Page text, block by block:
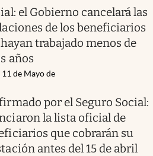
el Gobierno cancelará las
de los beneficiarios
trabajado menos de
años
11 de Mayo de
por el Seguro Social:
la lista oficial de
que cobrarán su
antes del 15 de abril